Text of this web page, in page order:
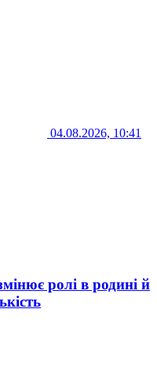
04.08.2026, 10:41
ролі в родині й